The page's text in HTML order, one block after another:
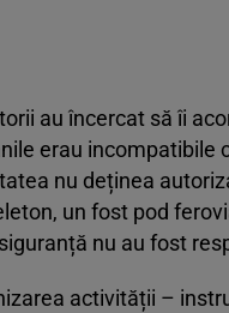
au încercat să îi
erau
nu deținea
un fost pod
nu au fost
activității –